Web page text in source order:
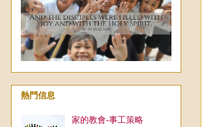
熱門信息
家的教會-事工策略